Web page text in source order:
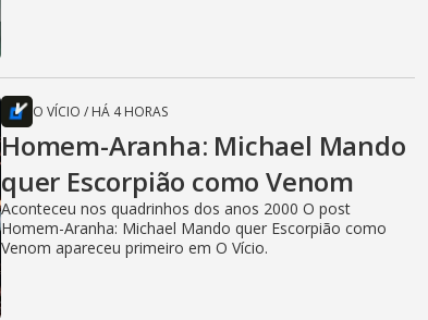
O VÍCIO / HÁ 4 HORAS
Homem-Aranha: Michael Mando
quer Escorpião como Venom
Aconteceu nos quadrinhos dos anos 2000 O post
Homem-Aranha: Michael Mando quer Escorpião como
Venom apareceu primeiro em O Vício.